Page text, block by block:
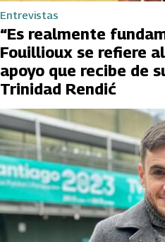
Entrevistas
“Es realmente
Fouillioux se refiere
apoyo que recibe de
Trinidad Rendić